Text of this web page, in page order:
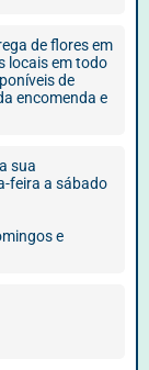
de flores em
locais em todo
de
encomenda e
sua
feira a sábado
e